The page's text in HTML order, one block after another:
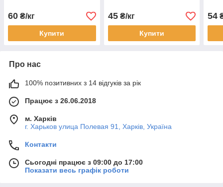
60 ₴/кг
Купити
45₴/кг
Купити
54
Про нас
100% позитивних з 14 відгуків за рік
Працює з 26.06.2018
м. Харків
г. Харьков улица Полевая 91, Харків, Україна
Контакти
Сьогодні працює з 09:00 до 17:00
Показати весь графік роботи